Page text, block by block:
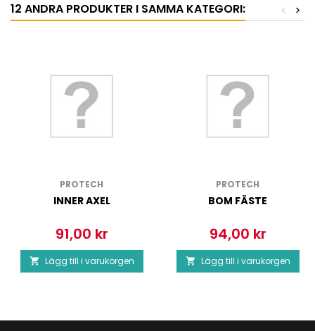
12 ANDRA PRODUKTER I SAMMA KATEGORI: >
<
PROTECH
INNER AXEL
Pris
91,00 kr
 Lägg till i varukorgen
PROTECH
BOM FÄSTE
Pris
94,00 kr
 Lägg till i varukorgen